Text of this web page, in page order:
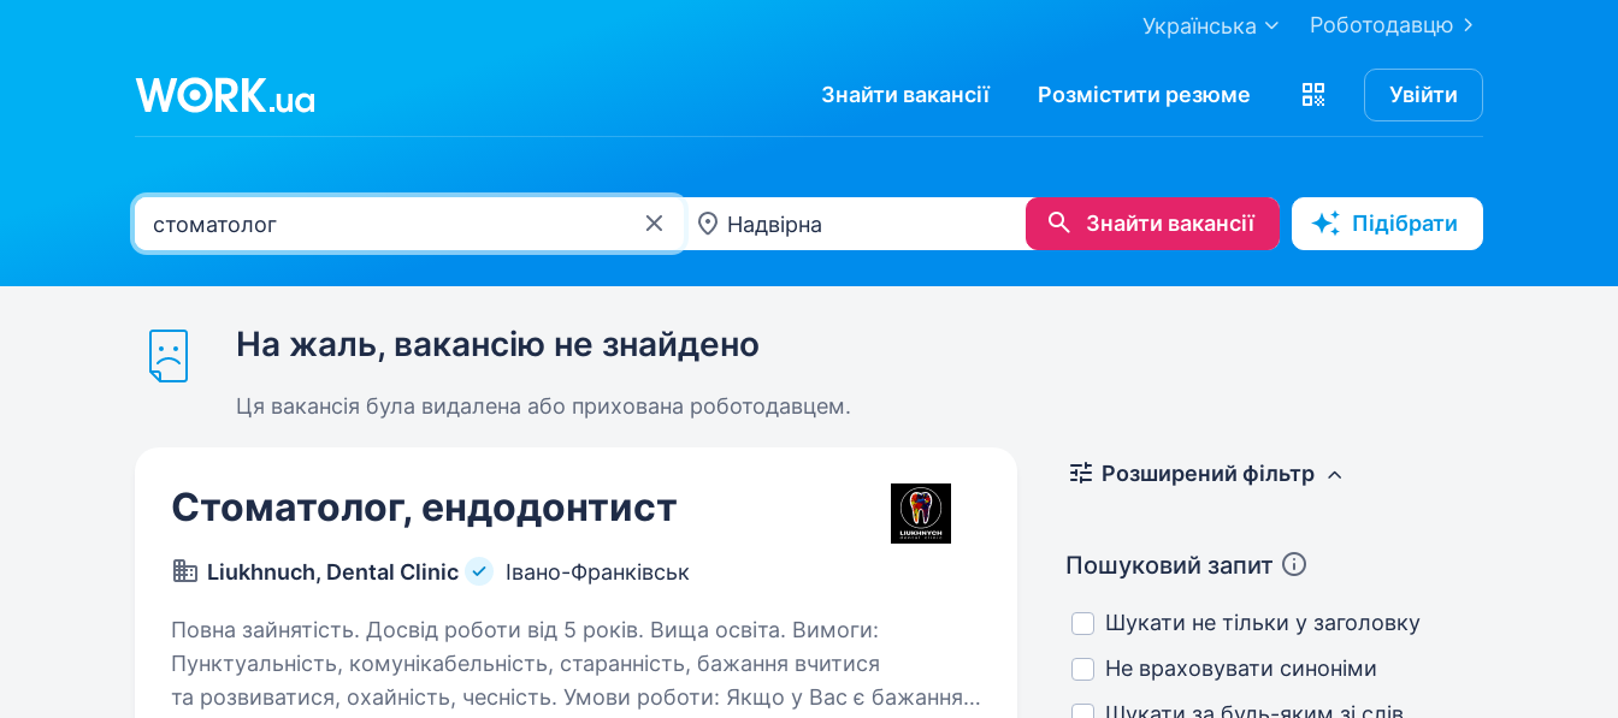
Роботодавцю
Українська
Знайти вакансії Розмістити резюме Увійти
Знайти вакансії Підібрати
На жаль, вакансію не знайдено
Ця вакансія була видалена або прихована роботодавцем.
Стоматолог, ендодонтист
Liukhnuch, Dental Clinic Івано-Франківськ
Повна зайнятість. Досвід роботи від 5 років. Вища освіта. Вимоги:
Пунктуальність, комунікабельність, старанність, бажання вчитися
та розвиватися, охайність, чесність. Умови роботи: Якщо у Вас є бажання
Розширений фільтр
Пошуковий запит
Шукати не тільки у заголовку
Не враховувати синоніми